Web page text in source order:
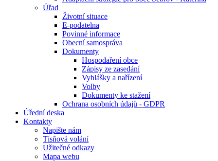
Úřad
Životní situace
E-podatelna
Povinné informace
Obecní samospráva
Dokumenty
Hospodaření obce
Zápisy ze zasedání
Vyhlášky a nařízení
Volby
Dokumenty ke stažení
Ochrana osobních údajů - GDPR
Úřední deska
Kontakty
Napište nám
Tísňová volání
Užitečné odkazy
Mapa webu